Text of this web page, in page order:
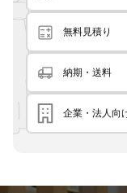
無料見積り
納期・送料
企業・法人向